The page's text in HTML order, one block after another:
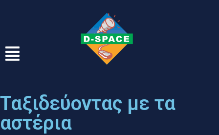
Ταξιδεύοντας με τα
αστέρια